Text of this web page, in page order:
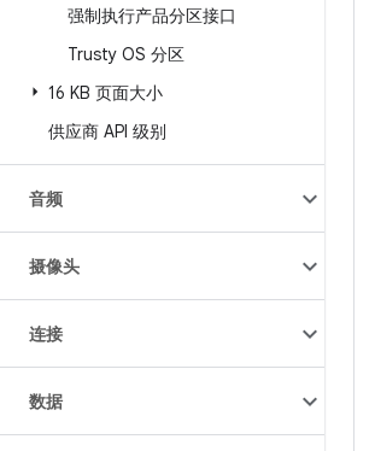
强制执行产品分区接口
Trusty OS 分区
16 KB 页面大小
供应商 API 级别
音频
摄像头
连接
数据